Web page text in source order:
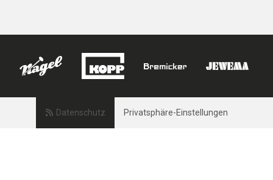
Datenschutz Privatsphäre-Einstellungen